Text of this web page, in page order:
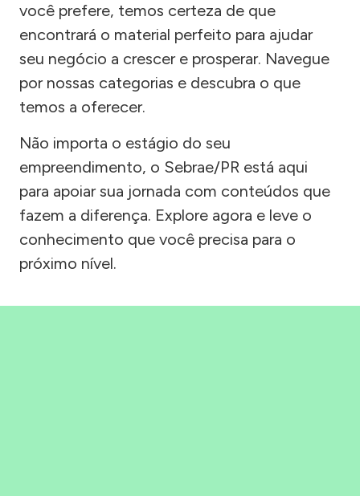
você prefere, temos certeza de que
encontrará o material perfeito para ajudar
seu negócio a crescer e prosperar. Navegue
por nossas categorias e descubra o que
temos a oferecer.
Não importa o estágio do seu
empreendimento, o Sebrae/PR está aqui
para apoiar sua jornada com conteúdos que
fazem a diferença. Explore agora e leve o
conhecimento que você precisa para o
próximo nível.